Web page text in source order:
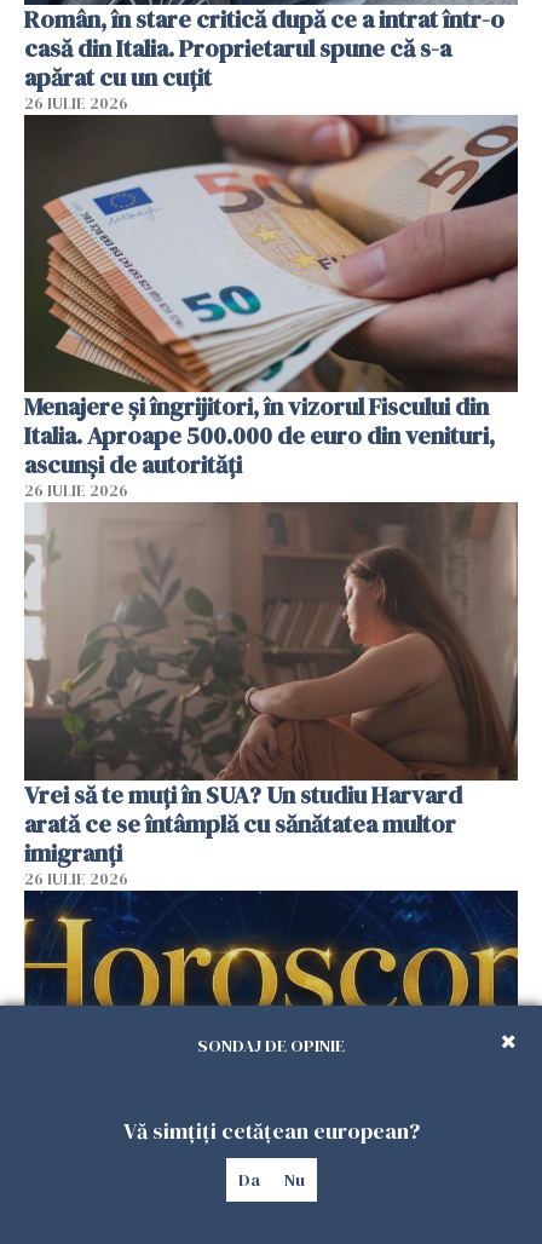
Român, în stare critică după ce a intrat într-o
casă din Italia. Proprietarul spune că s-a
apărat cu un cuțit
26 IULIE 2026
Menajere și îngrijitori, în vizorul Fiscului din
Italia. Aproape 500.000 de euro din venituri,
ascunși de autorități
26 IULIE 2026
Vrei să te muți în SUA? Un studiu Harvard
arată ce se întâmplă cu sănătatea multor
imigranți
26 IULIE 2026
Horoscop 27 iulie. Lunea care schimbă ritmul
săptămânii. Universul deschide uși
SONDAJ DE OPINIE
Vă simțiți cetățean european?
Da Nu